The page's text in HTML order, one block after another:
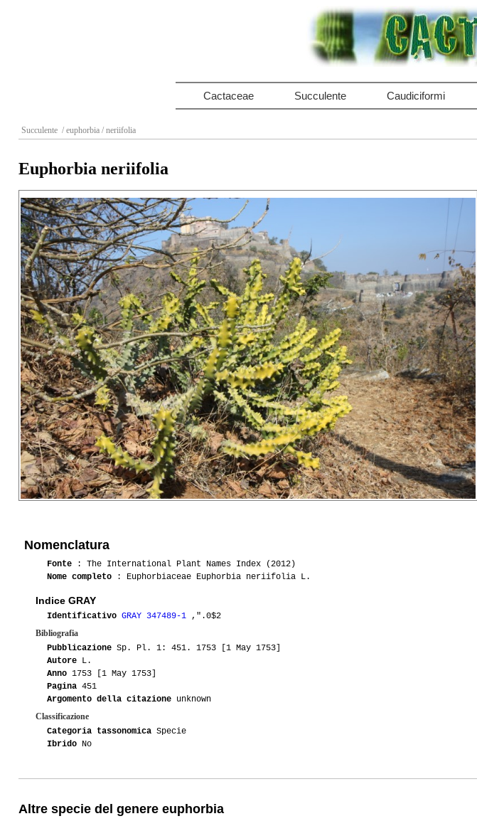
Cactaceae Succulente Caudiciformi
Succulente / euphorbia / neriifolia
Euphorbia neriifolia
Nomenclatura
Fonte : The International Plant Names Index (2012)
Nome completo : Euphorbiaceae Euphorbia neriifolia L.
Indice GRAY
Identificativo GRAY 347489-1 ,".0$2
Bibliografia
Pubblicazione Sp. Pl. 1: 451. 1753 [1 May 1753]
Autore L.
Anno 1753 [1 May 1753]
Pagina 451
Argomento della citazione unknown
Classificazione
Categoria tassonomica Specie
Ibrido No
Altre specie del genere euphorbia